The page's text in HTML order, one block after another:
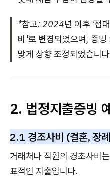
*참고: 2024년 이후 '접
비'로 변경되었으며, 증빙
맞게 상향 조정되었습니
2. 법정지출증빙
2.1 경조사비 (결혼, 장
거래처나 직원의 경조사비
표적인 지출입니다.